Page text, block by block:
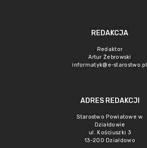
REDAKCJA
Redaktor
Artur Żebrowski
informatyk@e-starostwo.pl
ADRES REDAKCJI
Starostwo Powiatowe w
Działdowie
ul. Kościuszki 3
13-200 Działdowo